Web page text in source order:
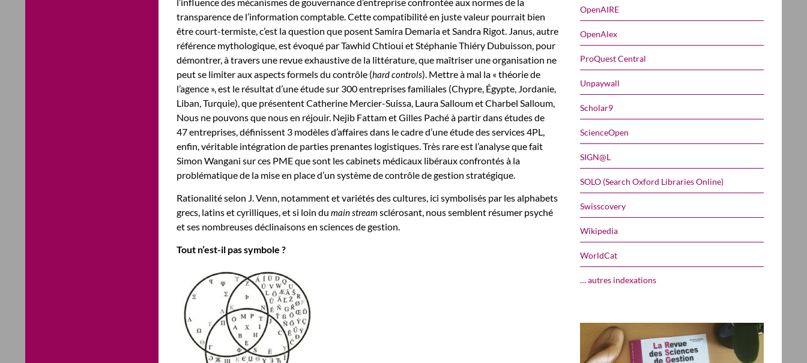
l’influence des mécanismes de gouvernance d’entreprise confrontée aux normes de la
transparence de l’information comptable. Cette compatibilité en juste valeur pourrait bien
être court-termiste, c’est la question que posent Samira Demaria et Sandra Rigot. Janus, autre
référence mythologique, est évoqué par Tawhid Chtioui et Stéphanie Thiéry Dubuisson, pour
démontrer, à travers une revue exhaustive de la littérature, que maîtriser une organisation ne
peut se limiter aux aspects formels du contrôle (hard controls). Mettre à mal la « théorie de
l’agence », est le résultat d’une étude sur 300 entreprises familiales (Chypre, Égypte, Jordanie,
Liban, Turquie), que présentent Catherine Mercier-Suissa, Laura Salloum et Charbel Salloum,
Nous ne pouvons que nous en réjouir. Nejib Fattam et Gilles Paché à partir dans études de
47 entreprises, définissent 3 modèles d’affaires dans le cadre d’une étude des services 4PL,
enfin, véritable intégration de parties prenantes logistiques. Très rare est l’analyse que fait
Simon Wangani sur ces PME que sont les cabinets médicaux libéraux confrontés à la
problématique de la mise en place d’un système de contrôle de gestion stratégique.
Rationalité selon J. Venn, notamment et variétés des cultures, ici symbolisés par les alphabets
grecs, latins et cyrilliques, et si loin du main stream sclérosant, nous semblent résumer psyché
et ses nombreuses déclinaisons en sciences de gestion.
Tout n’est-il pas symbole ?
OpenAIRE
OpenAlex
ProQuest Central
Unpaywall
Scholar9
ScienceOpen
SIGN@L
SOLO (Search Oxford Libraries Online)
Swisscovery
Wikipedia
WorldCat
… autres indexations